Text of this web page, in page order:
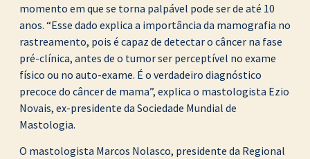
momento em que se torna palpável pode ser de até 10
anos. “Esse dado explica a importância da mamografia no
rastreamento, pois é capaz de detectar o câncer na fase
pré-clínica, antes de o tumor ser perceptível no exame
físico ou no auto-exame. É o verdadeiro diagnóstico
precoce do câncer de mama”, explica o mastologista Ezio
Novais, ex-presidente da Sociedade Mundial de
Mastologia.
O mastologista Marcos Nolasco, presidente da Regional